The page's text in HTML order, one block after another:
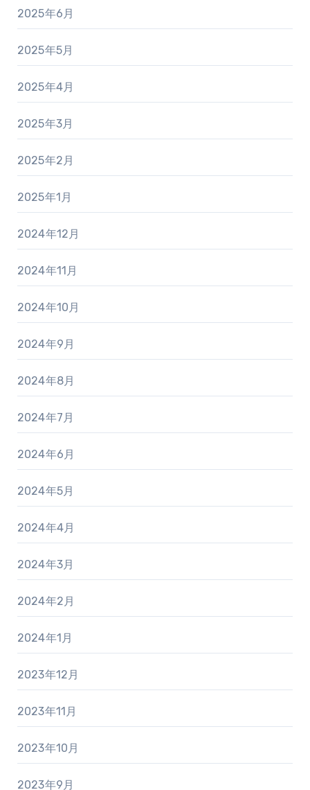
2025年6月
2025年5月
2025年4月
2025年3月
2025年2月
2025年1月
2024年12月
2024年11月
2024年10月
2024年9月
2024年8月
2024年7月
2024年6月
2024年5月
2024年4月
2024年3月
2024年2月
2024年1月
2023年12月
2023年11月
2023年10月
2023年9月